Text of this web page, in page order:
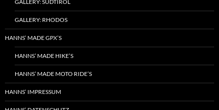
GALLERY: SÜDTIROL
GALLERY: RHODOS
HANNS‘ MADE GPX’S
HANNS’ MADE HIKE’S
HANNS’ MADE MOTO RIDE’S
HANNS‘ IMPRESSUM